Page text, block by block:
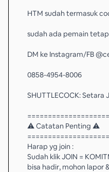
HTM sudah termasuk
sudah ada pemain
DM ke Instagram/FB
0858-4954-8006
SHUTTLECOCK:
====================
⚠ Catatan Penting ⚠
====================
Harap yg join :
Sudah klik JOIN =
bisa hadir, mohon lapor